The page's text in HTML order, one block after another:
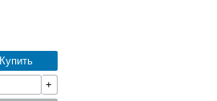
Купить
+